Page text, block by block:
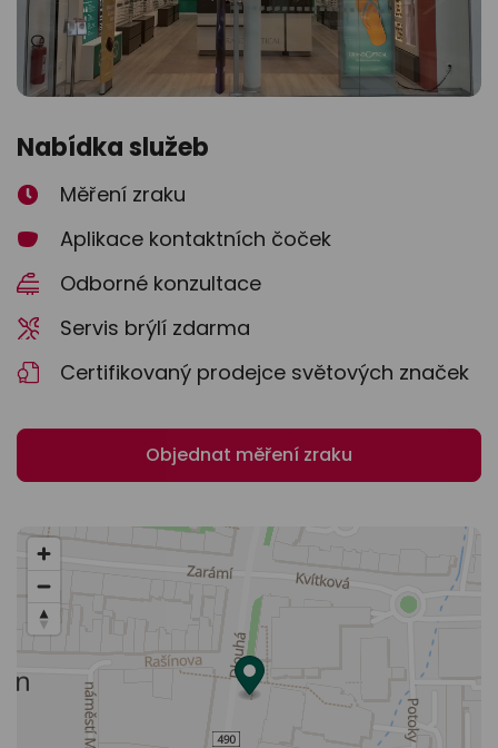
Nabídka služeb
Měření zraku
Aplikace kontaktních čoček
Odborné konzultace
Servis brýlí zdarma
Certifikovaný prodejce světových značek
Objednat měření zraku